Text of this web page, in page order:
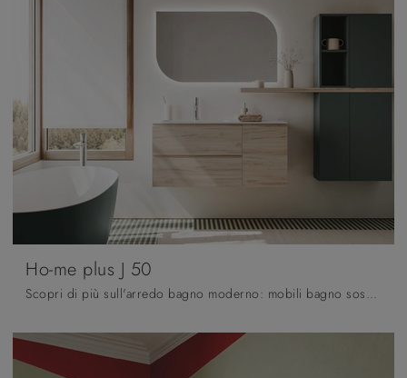
Ho-me plus J 50
Scopri di più sull'arredo bagno moderno: mobili bagno sospesi in melaminico come il modello Ho-me plus J 50 di Arbi ti aspettano.